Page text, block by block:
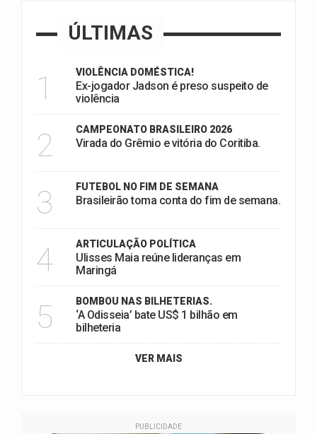
ÚLTIMAS
1 VIOLÊNCIA DOMÉSTICA!
Ex-jogador Jadson é preso suspeito de
violência
2 CAMPEONATO BRASILEIRO 2026
Virada do Grêmio e vitória do Coritiba.
3 FUTEBOL NO FIM DE SEMANA
Brasileirão toma conta do fim de semana.
4 ARTICULAÇÃO POLÍTICA
Ulisses Maia reúne lideranças em
Maringá
5 BOMBOU NAS BILHETERIAS.
‘A Odisseia’ bate US$ 1 bilhão em
bilheteria
VER MAIS
PUBLICIDADE